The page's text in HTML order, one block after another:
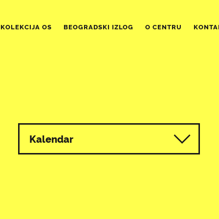
KOLEKCIJA OS BEOGRADSKI IZLOG O CENTRU
Kalendar